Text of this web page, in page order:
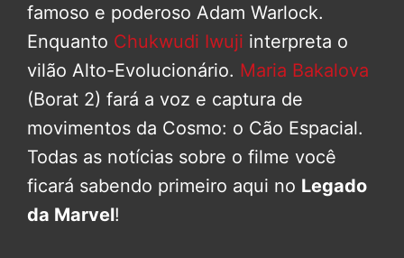
famoso e poderoso Adam Warlock.
Enquanto Chukwudi Iwuji interpreta o
vilão Alto-Evolucionário. Maria Bakalova
(Borat 2) fará a voz e captura de
movimentos da Cosmo: o Cão Espacial.
Todas as notícias sobre o filme você
ficará sabendo primeiro aqui no Legado
da Marvel!